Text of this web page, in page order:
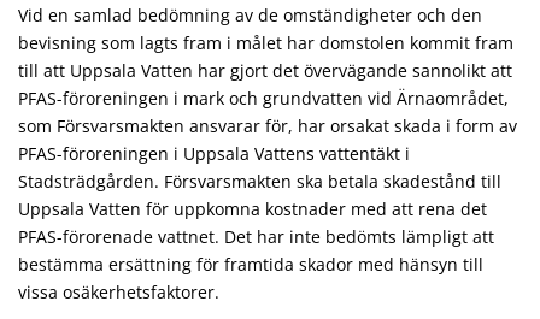
Vid en samlad bedömning av de omständigheter och den
bevisning som lagts fram i målet har domstolen kommit fram
till att Uppsala Vatten har gjort det övervägande sannolikt att
PFAS-föroreningen i mark och grundvatten vid Ärnaområdet,
som Försvarsmakten ansvarar för, har orsakat skada i form av
PFAS-föroreningen i Uppsala Vattens vattentäkt i
Stadsträdgården. Försvarsmakten ska betala skadestånd till
Uppsala Vatten för uppkomna kostnader med att rena det
PFAS-förorenade vattnet. Det har inte bedömts lämpligt att
bestämma ersättning för framtida skador med hänsyn till
vissa osäkerhetsfaktorer.